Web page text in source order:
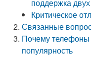
поддержка
Критическое
Связанные
Почему телефоны
популярность